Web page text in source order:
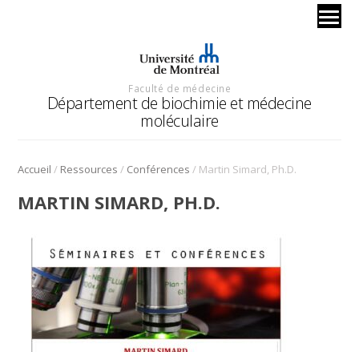
Faculté de médecine
Département de biochimie et médecine
moléculaire
Accueil / Ressources / Conférences / Martin Simard, Ph.D.
MARTIN SIMARD, PH.D.